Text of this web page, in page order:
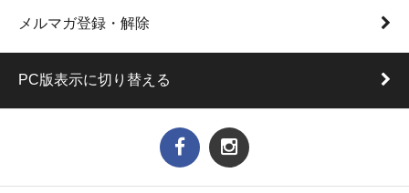
メルマガ登録・解除
PC版表示に切り替える